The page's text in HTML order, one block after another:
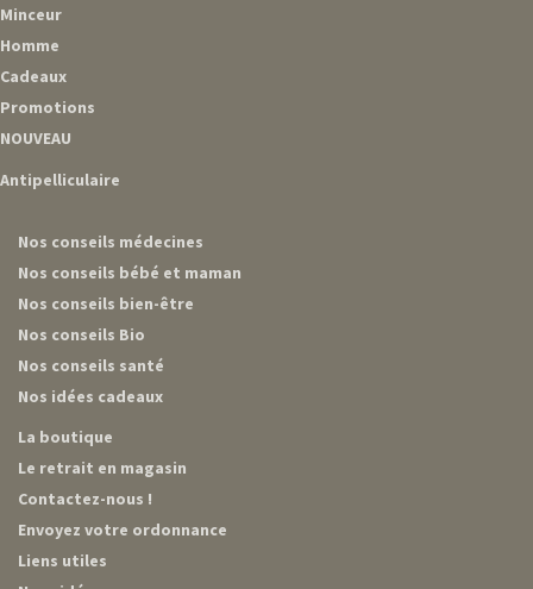
Minceur
Homme
Cadeaux
Promotions
NOUVEAU
Antipelliculaire
Nos conseils médecines
Nos conseils bébé et maman
Nos conseils bien-être
Nos conseils Bio
Nos conseils santé
Nos idées cadeaux
La boutique
Le retrait en magasin
Contactez-nous !
Envoyez votre ordonnance
Liens utiles